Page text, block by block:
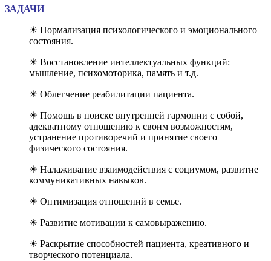
ЗАДАЧИ
☀ Нормализация психологического и эмоционального
состояния.
☀ Восстановление интеллектуальных функций:
мышление, психомоторика, память и т.д.
☀ Облегчение реабилитации пациента.
☀ Помощь в поиске внутренней гармонии с собой,
адекватному отношению к своим возможностям,
устранение противоречий и принятие своего
физического состояния.
☀ Налаживание взаимодействия с социумом, развитие
коммуникативных навыков.
☀ Оптимизация отношений в семье.
☀ Развитие мотивации к самовыражению.
☀ Раскрытие способностей пациента, креативного и
творческого потенциала.